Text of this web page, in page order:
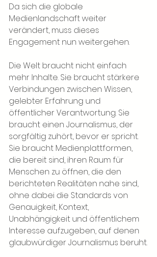
Da sich die globale
Medienlandschaft weiter
verändert, muss dieses
Engagement nun weitergehen.
Die Welt braucht nicht einfach
mehr Inhalte. Sie braucht stärkere
Verbindungen zwischen Wissen,
gelebter Erfahrung und
öffentlicher Verantwortung. Sie
braucht einen Journalismus, der
sorgfältig zuhört, bevor er spricht.
Sie braucht Medienplattformen,
die bereit sind, ihren Raum für
Menschen zu öffnen, die den
berichteten Realitäten nahe sind,
ohne dabei die Standards von
Genauigkeit, Kontext,
Unabhängigkeit und öffentlichem
Interesse aufzugeben, auf denen
glaubwürdiger Journalismus beruht.